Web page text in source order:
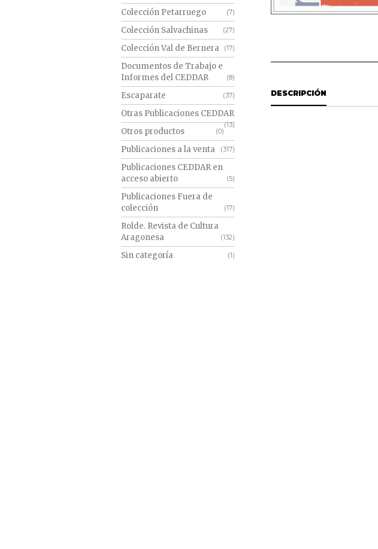
DESCRIPCIÓN
Colección Petarruego (7)
Colección Salvachinas (27)
Colección Val de Bernera (17)
Documentos de Trabajo e
Informes del CEDDAR
(8)
Escaparate (37)
Otras Publicaciones CEDDAR
(13)
Otros productos (0)
Publicaciones a la venta (317)
Publicaciones CEDDAR en
acceso abierto
(5)
Publicaciones Fuera de
colección
(17)
Rolde. Revista de Cultura
Aragonesa
(132)
Sin categoría (1)